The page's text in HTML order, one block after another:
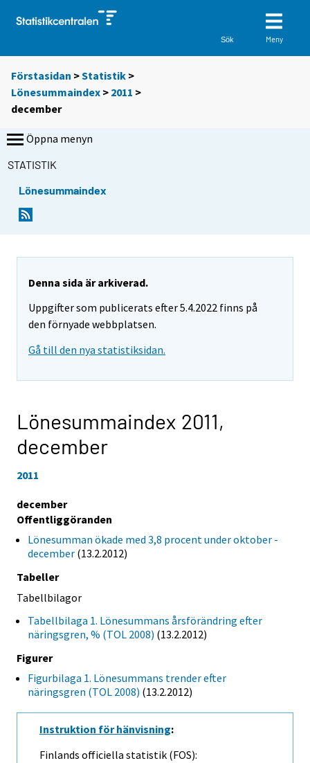
Sök Meny
Förstasidan >Statistik >
Lönesummaindex > 2011 >
december
Öppna menyn
STATISTIK
Lönesummaindex
Denna sida är arkiverad.
Uppgifter som publicerats efter 5.4.2022 finns på
den förnyade webbplatsen.
Gå till den nya statistiksidan.
Lönesummaindex 2011,
december
2011
december
Offentliggöranden
Lönesumman ökade med 3,8 procent under oktober -
december (13.2.2012)
Tabeller
Tabellbilagor
Tabellbilaga 1. Lönesummans årsförändring efter
näringsgren, % (TOL 2008) (13.2.2012)
Figurer
Figurbilaga 1. Lönesummans trender efter
näringsgren (TOL 2008) (13.2.2012)
Instruktion för hänvisning:
Finlands officiella statistik (FOS):